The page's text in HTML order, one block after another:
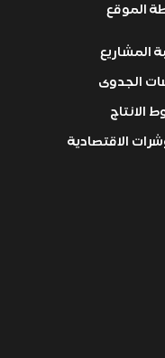
الموقع
المشاريع
الجدوى
الانتاج
الاقتصادية